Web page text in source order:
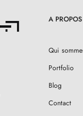
A PROPOS
Qui
Portfolio
Blog
Contact